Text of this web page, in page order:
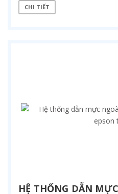
CHI TIẾT
HỆ THỐNG DẪN